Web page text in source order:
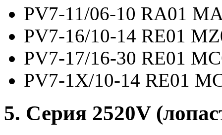
PV7-11/06-10 RA01
PV7-16/10-14 RE01
PV7-17/16-30 RE01
PV7-1X/10-14 RE01
5. Серия 2520V